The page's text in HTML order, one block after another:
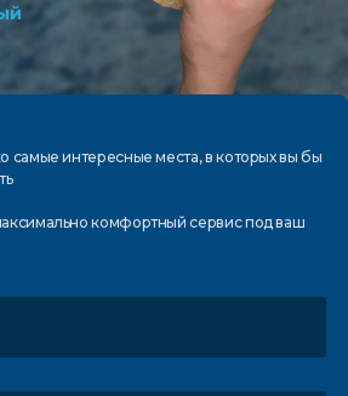
самыеинтересные места, в которыхвы бы
комфортныйсервис под ваш